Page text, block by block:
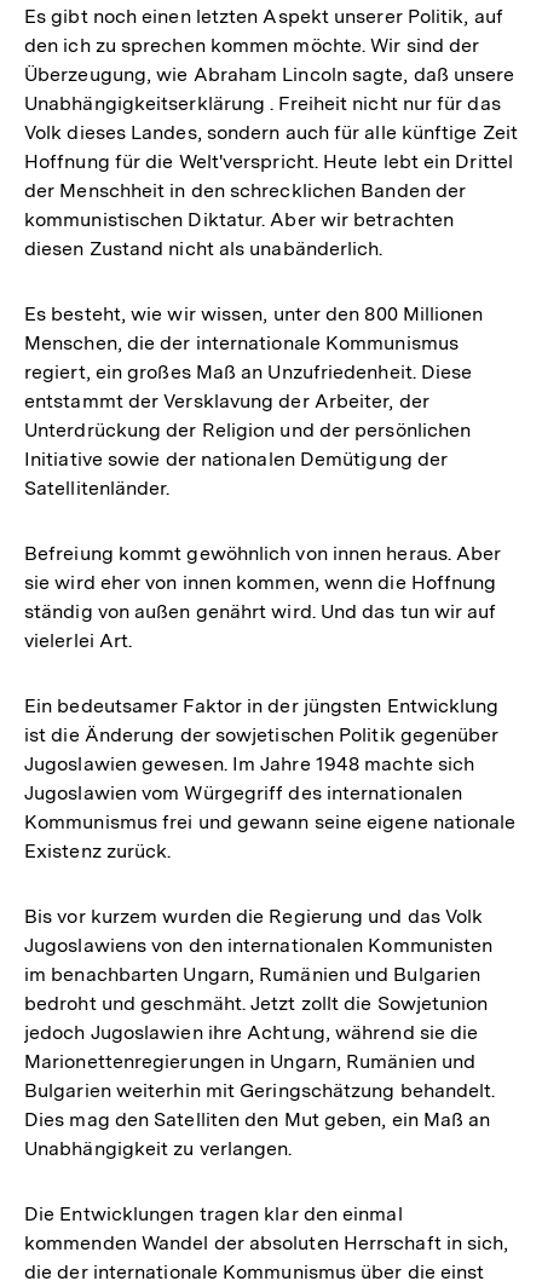
Es gibt noch einen letzten Aspekt unserer Politik, auf
den ich zu sprechen kommen möchte. Wir sind der
Überzeugung, wie Abraham Lincoln sagte, daß unsere
Unabhängigkeitserklärung . Freiheit nicht nur für das
Volk dieses Landes, sondern auch für alle künftige Zeit
Hoffnung für die Welt'verspricht. Heute lebt ein Drittel
der Menschheit in den schrecklichen Banden der
kommunistischen Diktatur. Aber wir betrachten
diesen Zustand nicht als unabänderlich.
Es besteht, wie wir wissen, unter den 800 Millionen
Menschen, die der internationale Kommunismus
regiert, ein großes Maß an Unzufriedenheit. Diese
entstammt der Versklavung der Arbeiter, der
Unterdrückung der Religion und der persönlichen
Initiative sowie der nationalen Demütigung der
Satellitenländer.
Befreiung kommt gewöhnlich von innen heraus. Aber
sie wird eher von innen kommen, wenn die Hoffnung
ständig von außen genährt wird. Und das tun wir auf
vielerlei Art.
Ein bedeutsamer Faktor in der jüngsten Entwicklung
ist die Änderung der sowjetischen Politik gegenüber
Jugoslawien gewesen. Im Jahre 1948 machte sich
Jugoslawien vom Würgegriff des internationalen
Kommunismus frei und gewann seine eigene nationale
Existenz zurück.
Bis vor kurzem wurden die Regierung und das Volk
Jugoslawiens von den internationalen Kommunisten
im benachbarten Ungarn, Rumänien und Bulgarien
bedroht und geschmäht. Jetzt zollt die Sowjetunion
jedoch Jugoslawien ihre Achtung, während sie die
Marionettenregierungen in Ungarn, Rumänien und
Bulgarien weiterhin mit Geringschätzung behandelt.
Dies mag den Satelliten den Mut geben, ein Maß an
Unabhängigkeit zu verlangen.
Die Entwicklungen tragen klar den einmal
kommenden Wandel der absoluten Herrschaft in sich,
die der internationale Kommunismus über die einst